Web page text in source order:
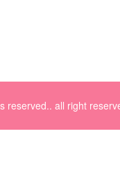
reserved.. all right